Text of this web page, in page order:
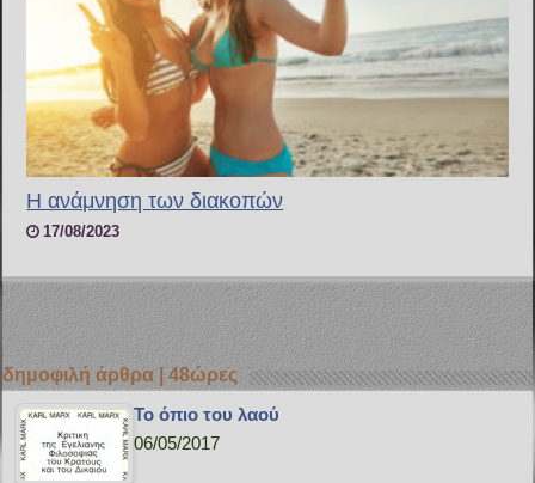
Η ανάμνηση των διακοπών
17/08/2023
δημοφιλή άρθρα | 48ώρες
Το όπιο του λαού
06/05/2017